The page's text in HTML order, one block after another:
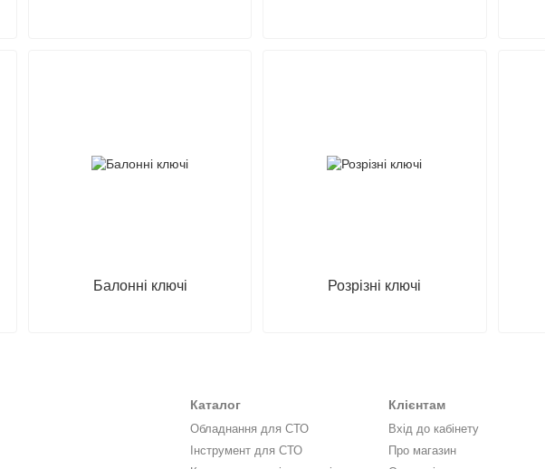
Балонні ключі Розрізні ключі
Каталог
Обладнання для СТО
Інструмент для СТО
Клієнтам
Вхід до кабінету
Про магазин